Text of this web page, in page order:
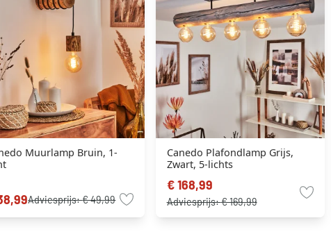
Muurlamp Bruin, 1-
Adviesprijs:€ 49,99
Canedo Plafondlamp Grijs,
Zwart, 5-lichts
€ 168,99
Adviesprijs:€ 169,99